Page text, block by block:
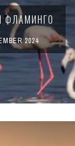
ФЛАМИНГО
2024